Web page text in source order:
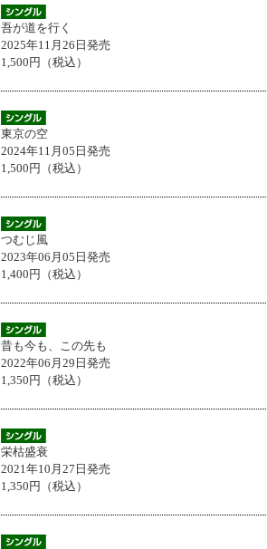
吾が道を行く
2025年11月26日発売
1,500円（税込）
東京の空
2024年11月05日発売
1,500円（税込）
つむじ風
2023年06月05日発売
1,400円（税込）
昔も今も、この先も
2022年06月29日発売
1,350円（税込）
栄枯盛衰
2021年10月27日発売
1,350円（税込）